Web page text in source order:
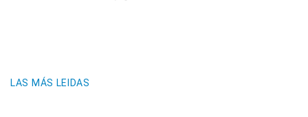
LAS MÁS LEIDAS